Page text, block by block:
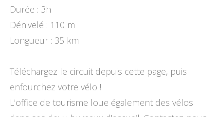
Durée : 3h
Dénivelé : 110 m
Longueur : 35 km
Téléchargez le circuit depuis cette page, puis
enfourchez votre vélo !
L'office de tourisme loue également des vélos